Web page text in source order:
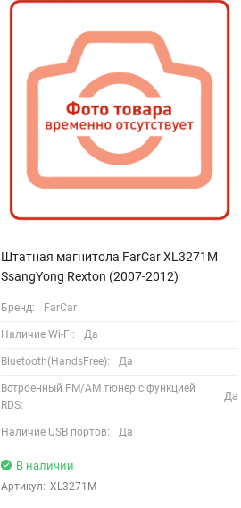
Штатная магнитола FarCar XL3271M
SsangYong Rexton (2007-2012)
Бренд: FarCar
Наличие Wi-Fi: Да
Bluetooth(HandsFree): Да
Встроенный FM/AM тюнер с функцией
RDS:
Да
Наличие USB портов: Да
В наличии
Артикул: XL3271M